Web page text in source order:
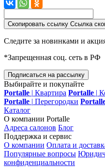
Скопировать ссылку Ссылка
Следите за новинками и
*Запрещенная соц. сеть в РФ
Подписаться на рассылку
Выбирайте и покупайте
Portalle | Квартира Portalle |
Portalle | Перегородки
Каталог
О компании Portalle
Адреса салонов Блог
Поддержка и сервис
О компании Оплата и
Популярные вопросы
конфиденциальности